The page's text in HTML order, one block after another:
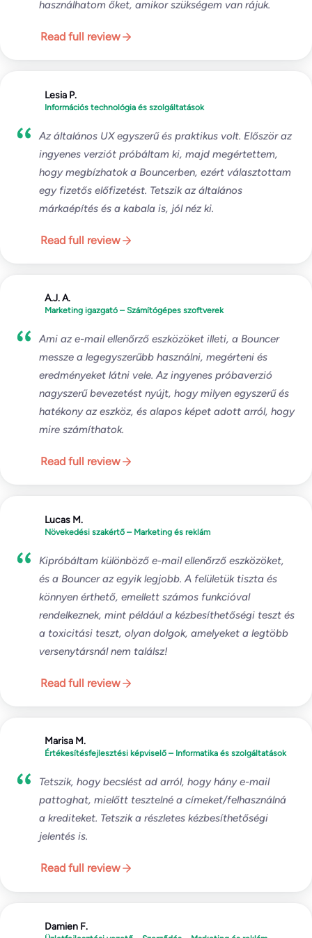
használhatom őket, amikor szükségem van rájuk.
Read full review
Lesia P.
Információs technológia és szolgáltatások
Az általános UX egyszerű és praktikus volt. Először az
ingyenes verziót próbáltam ki, majd megértettem,
hogy megbízhatok a Bouncerben, ezért választottam
egy fizetős előfizetést. Tetszik az általános
márkaépítés és a kabala is, jól néz ki.
Read full review
A.J. A.
Marketing igazgató – Számítógépes szoftverek
Ami az e-mail ellenőrző eszközöket illeti, a Bouncer
messze a legegyszerűbb használni, megérteni és
eredményeket látni vele. Az ingyenes próbaverzió
nagyszerű bevezetést nyújt, hogy milyen egyszerű és
hatékony az eszköz, és alapos képet adott arról, hogy
mire számíthatok.
Read full review
Lucas M.
Növekedési szakértő – Marketing és reklám
Kipróbáltam különböző e-mail ellenőrző eszközöket,
és a Bouncer az egyik legjobb. A felületük tiszta és
könnyen érthető, emellett számos funkcióval
rendelkeznek, mint például a kézbesíthetőségi teszt és
a toxicitási teszt, olyan dolgok, amelyeket a legtöbb
versenytársnál nem találsz!
Read full review
Marisa M.
Értékesítésfejlesztési képviselő – Informatika és szolgáltatások
Tetszik, hogy becslést ad arról, hogy hány e-mail
pattoghat, mielőtt tesztelné a címeket/felhasználná
a krediteket. Tetszik a részletes kézbesíthetőségi
jelentés is.
Read full review
Damien F.